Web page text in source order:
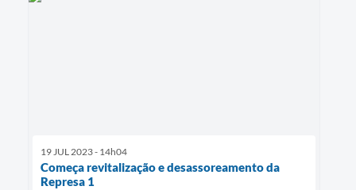
19 JUL 2023 - 14h04
Começa revitalização e desassoreamento da
Represa 1